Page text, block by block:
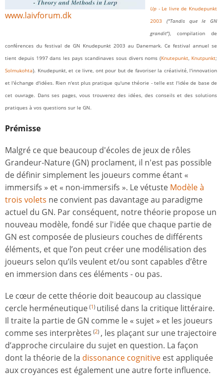
www.laivforum.dk
Up - Le livre de Knudepunkt
2003 ("Tandis que le GN
grandit") , compilation de
conférences du festival de GN Knudepunkt 2003 au Danemark. Ce festival annuel se
tient depuis 1997 dans les pays scandinaves sous divers noms (Knutepunkt Knutpunkt;
Solmukohta). Knudepunkt, et ce livre, ont pour but de favoriser la créativité, l'innovation
et l'échange d'idées. Rien n'est plus pratique qu'une théorie - telle est l'idée de base de
cet ouvrage. Dans ses pages, vous trouverez des idées, des conseils et des solutions
pratiques à vos questions sur le GN.
Prémisse
Malgré ce que beaucoup d'écoles de jeux de rôles
Grandeur-Nature (GN) proclament, il n'est pas possible
de définir simplement les joueurs comme étant «
immersifs » et « non-immersifs ». Le vétuste Modèle à
trois volets ne convient pas davantage au paradigme
actuel du GN. Par conséquent, notre théorie propose un
nouveau modèle, fondé sur l'idée que chaque partie de
GN est composée de plusieurs couches de différents
éléments, et que l’on peut créer une modélisation des
joueurs selon qu’ils veulent et/ou sont capables d’être
en immersion dans ces éléments - ou pas.
Le cœur de cette théorie doit beaucoup au classique
cercle herméneutique (1) utilisé dans la critique littéraire.
Il traite la partie de GN comme le « sujet » et les joueurs
comme ses interprètes (2) , les plaçant sur une trajectoire
d’approche circulaire du sujet en question. La façon
dont la théorie de la dissonance cognitive est appliquée
aux croyances est également une autre forte influence.